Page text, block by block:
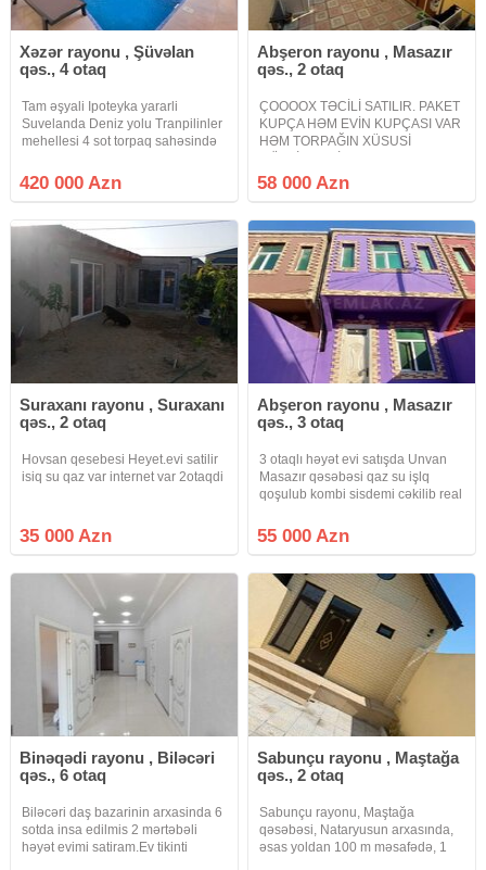
Xəzər rayonu , Şüvəlan
qəs., 4 otaq
Tam əşyali Ipoteyka yararli
Suvelanda Deniz yolu Tranpilinler
mehellesi 4 sot torpaq sahəsində
sahəsi - 4 sot Evin sahəsi - 140 m²
3 Yataq otaqı ■ Geniş zal Mətbəx
420 000 Azn
Abşeron rayonu , Masazır
qəs., 2 otaq
ÇOOOOX TƏCİLİ SATILIR. PAKET
KUPÇA HƏM EVİN KUPÇASI VAR
HƏM TORPAĞIN XÜSUSİ
YARARLI. Masazır qəsəbəsi 6
nömrəli məktəbin yaxınlığında
2 otaqlı ev mətbəx hamam
58 000 Azn
Suraxanı rayonu , Suraxanı
qəs., 2 otaq
Hovsan qesebesi Heyet.evi satilir
isiq su qaz var internet var 2otaqdi
35 000 Azn
Abşeron rayonu , Masazır
qəs., 3 otaq
3 otaqlı həyət evi satışda Unvan
Masazır qəsəbəsi qaz su işlq
qoşulub kombi sisdemi cəkilib real
yaxındır kupca var
55 000 Azn
Binəqədi rayonu , Biləcəri
qəs., 6 otaq
Biləcəri daş bazarinin arxasinda 6
sotda insa edilmis 2 mərtəbəli
həyət evimi satiram.Ev tikinti
Sabunçu rayonu , Maştağa
qəs., 2 otaq
Sabunçu rayonu, Maştağa
qəsəbəsi, Nataryusun arxasında,
əsas yoldan 100 m məsafədə, 1